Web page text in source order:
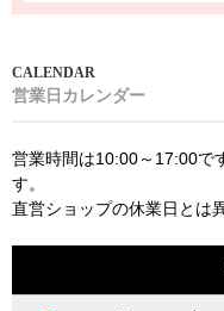
営業日カレンダー
営業時間は10:00～17:00で
す。
直営ショップの休業日とは